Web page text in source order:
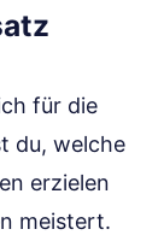
für die
du, welche
erzielen
meistert.